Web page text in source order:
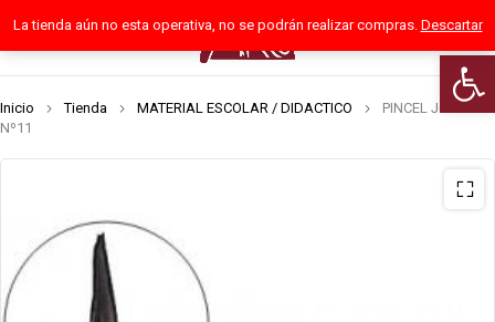
Abrir
La tienda aún no esta operativa, no se podrán realizar compras. Descartar
0
Inicio Tienda MATERIAL ESCOLAR / DIDACTICO
PINCEL JOVI
Nº11